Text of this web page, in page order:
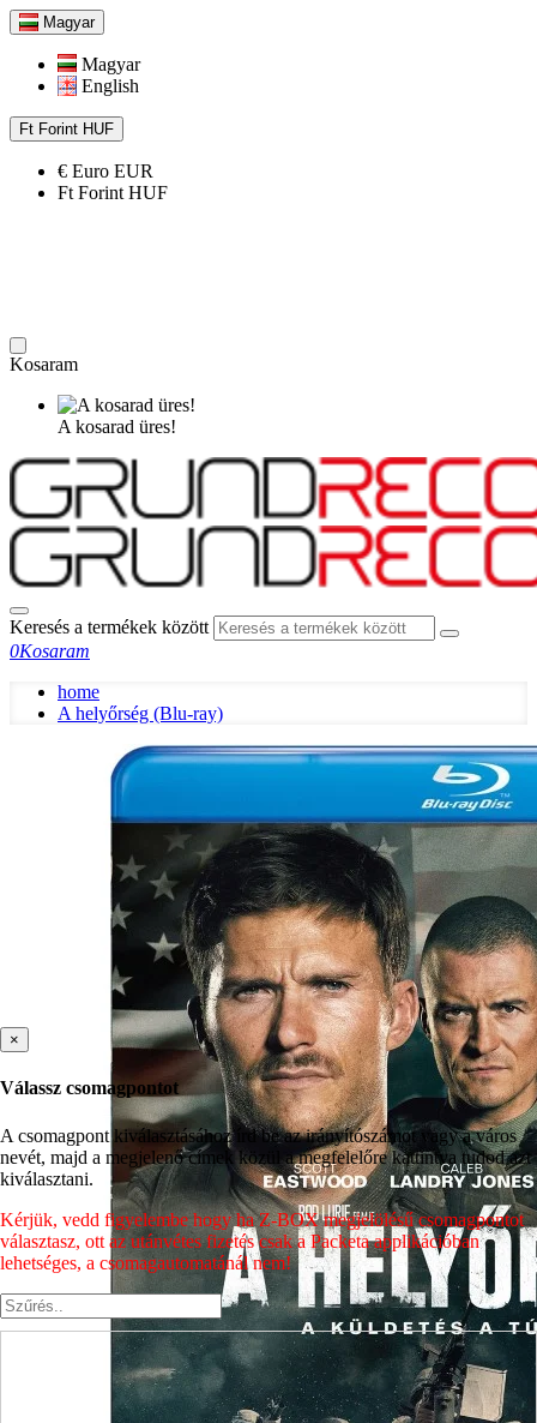
Magyar
Magyar
English
Ft Forint HUF
€ Euro EUR
Ft Forint HUF
Kosaram
A kosarad üres!
Keresés a termékek között
0Kosaram
home
A helyőrség (Blu-ray)
×
Válassz csomagpontot
A csomagpont kiválasztásához írd be az irányítószámot vagy a város
nevét, majd a megjelenő címek közül a megfelelőre kattintva tudod azt
kiválasztani.
Kérjük, vedd figyelembe hogy ha Z-BOX megjelölésű csomagpontot
választasz, ott az utánvétes fizetés csak a Packeta applikációban
lehetséges, a csomagautomatánál nem!